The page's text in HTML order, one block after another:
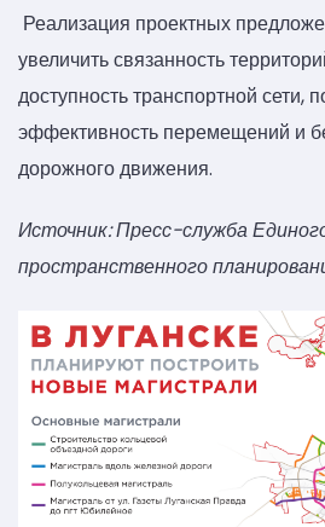
Реализация проектных
увеличить связанность
доступность транспортной сети,
эффективность перемещений и
дорожного движения.
Источник: Пресс-служба
пространственного